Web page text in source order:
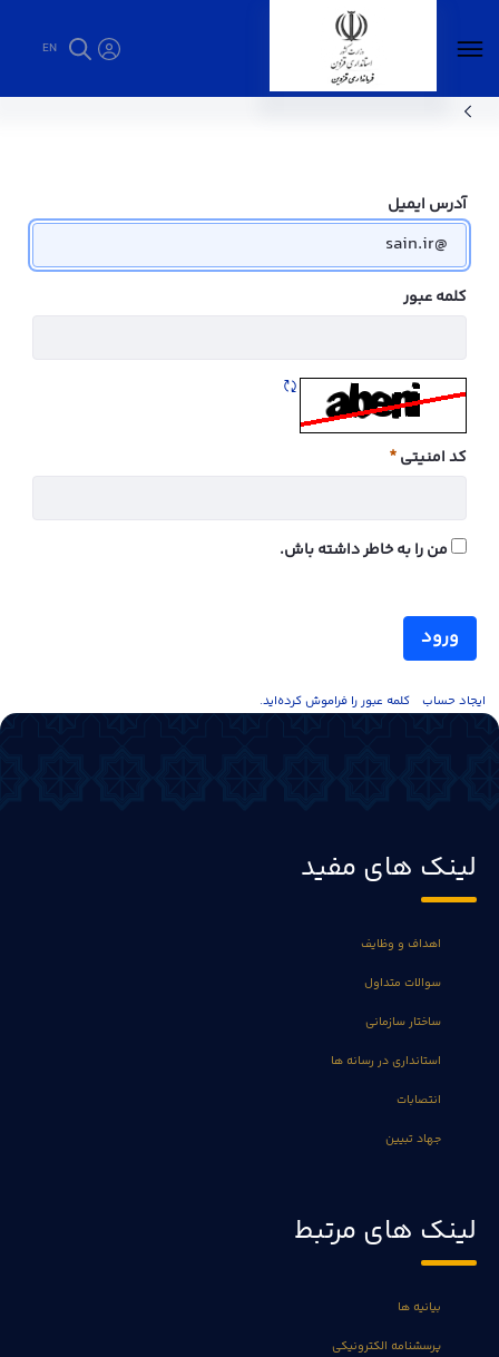
EN
ارتباط با ما - فرمانداری قزوین
آدرس ایمیل
کلمه عبور
کد امنیتی
ضروری
من را به خاطر داشته باش.
ورود
ايجاد حساب کلمه عبور را فراموش کرده‌اید.
لینک های مفید
اهداف و وظایف
سوالات متداول
ساختار سازمانی
استانداری در رسانه ها
انتصابات
جهاد تبیین
لینک های مرتبط
بیانیه ها
پرسشنامه الکترونیکی